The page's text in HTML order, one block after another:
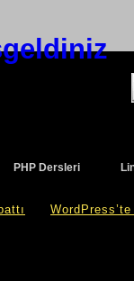
PHP Dersleri